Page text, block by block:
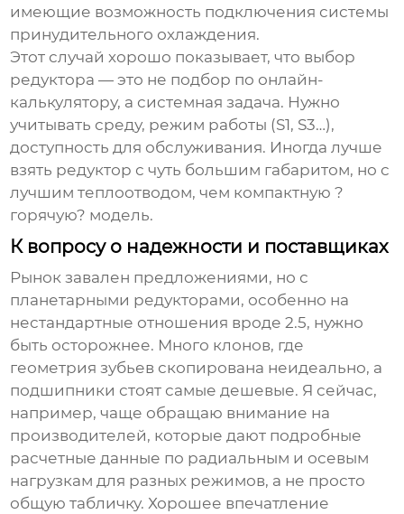
имеющие возможность подключения системы
принудительного охлаждения.
Этот случай хорошо показывает, что выбор
редуктора — это не подбор по онлайн-
калькулятору, а системная задача. Нужно
учитывать среду, режим работы (S1, S3…),
доступность для обслуживания. Иногда лучше
взять редуктор с чуть большим габаритом, но с
лучшим теплоотводом, чем компактную ?
горячую? модель.
К вопросу о надежности и поставщиках
Рынок завален предложениями, но с
планетарными редукторами, особенно на
нестандартные отношения вроде 2.5, нужно
быть осторожнее. Много клонов, где
геометрия зубьев скопирована неидеально, а
подшипники стоят самые дешевые. Я сейчас,
например, чаще обращаю внимание на
производителей, которые дают подробные
расчетные данные по радиальным и осевым
нагрузкам для разных режимов, а не просто
общую табличку. Хорошее впечатление